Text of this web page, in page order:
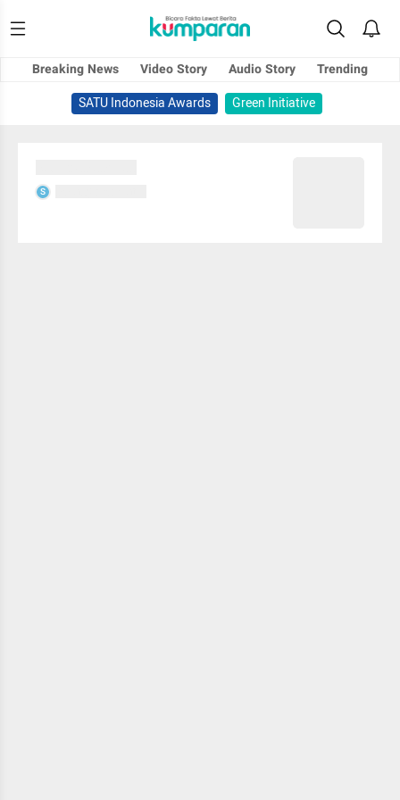
Breaking News Video Story Audio Story
Trending
SATU Indonesia Awards
Green Initiative
S